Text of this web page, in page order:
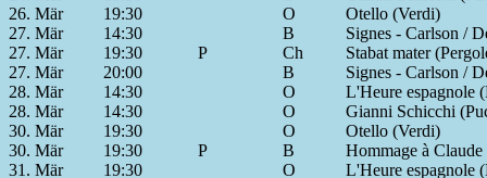
26. Mär
19:30 O
Otello (Verdi)
27. Mär
14:30 B
Signes - Carlson /
27. Mär
19:30 P Ch
Stabat mater
27. Mär
20:00 B
Signes - Carlson /
28. Mär
14:30 O
L'Heure espagnole
28. Mär
14:30 O
Gianni Schicchi
30. Mär
19:30 O
Otello (Verdi)
30. Mär
19:30 P B
Hommage à
31. Mär
19:30 O
L'Heure espagnole